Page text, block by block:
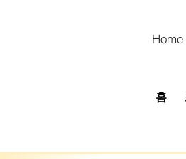
Home
홈